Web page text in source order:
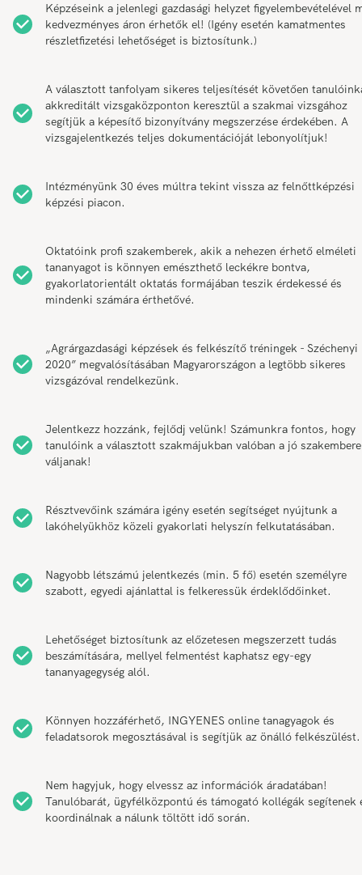
Képzéseink a jelenlegi gazdasági helyzet figyelembevételével
kedvezményes áron érhetők el! (Igény esetén kamatmentes
részletfizetési lehetőséget is biztosítunk.)
A választott tanfolyam sikeres teljesítését követően
akkreditált vizsgaközponton keresztül a szakmai vizsgához
segítjük a képesítő bizonyítvány megszerzése érdekében. A
vizsgajelentkezés teljes dokumentációját lebonyolítjuk!
Intézményünk 30 éves múltra tekint vissza az felnőttképzési
képzési piacon.
Oktatóink profi szakemberek, akik a nehezen érhető elméleti
tananyagot is könnyen emészthető leckékre bontva,
gyakorlatorientált oktatás formájában teszik érdekessé és
mindenki számára érthetővé.
„Agrárgazdasági képzések és felkészítő tréningek - Széchenyi
2020” megvalósításában Magyarországon a legtöbb sikeres
vizsgázóval rendelkezünk.
Jelentkezz hozzánk, fejlődj velünk! Számunkra fontos, hogy
tanulóink a választott szakmájukban valóban a jó
váljanak!
Résztvevőink számára igény esetén segítséget nyújtunk a
lakóhelyükhöz közeli gyakorlati helyszín felkutatásában.
Nagyobb létszámú jelentkezés (min. 5 fő) esetén személyre
szabott, egyedi ajánlattal is felkeressük érdeklődőinket.
Lehetőséget biztosítunk az előzetesen megszerzett tudás
beszámítására, mellyel felmentést kaphatsz egy-egy
tananyagegység alól.
Könnyen hozzáférhető, INGYENES online tanagyagok és
feladatsorok megosztásával is segítjük az önálló felkészülést.
Nem hagyjuk, hogy elvessz az információk áradatában!
Tanulóbarát, ügyfélközpontú és támogató kollégák segítenek
koordinálnak a nálunk töltött idő során.